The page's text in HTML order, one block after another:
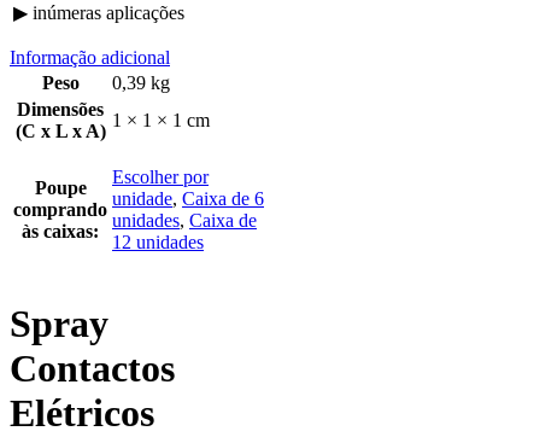
▶ inúmeras aplicações
Informação adicional
Peso
0,39 kg
Dimensões
(C x L x A)
1 × 1 × 1 cm
Poupe
comprando
às caixas:
Escolher por
unidade, Caixa de 6
unidades, Caixa de
12 unidades
Spray
Contactos
Elétricos